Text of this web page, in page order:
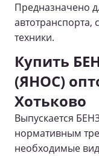
Предназначено
автотранспорта,
техники.
Купить
(ЯНОС)
Хотьково
Выпускается
нормативным
необходимые